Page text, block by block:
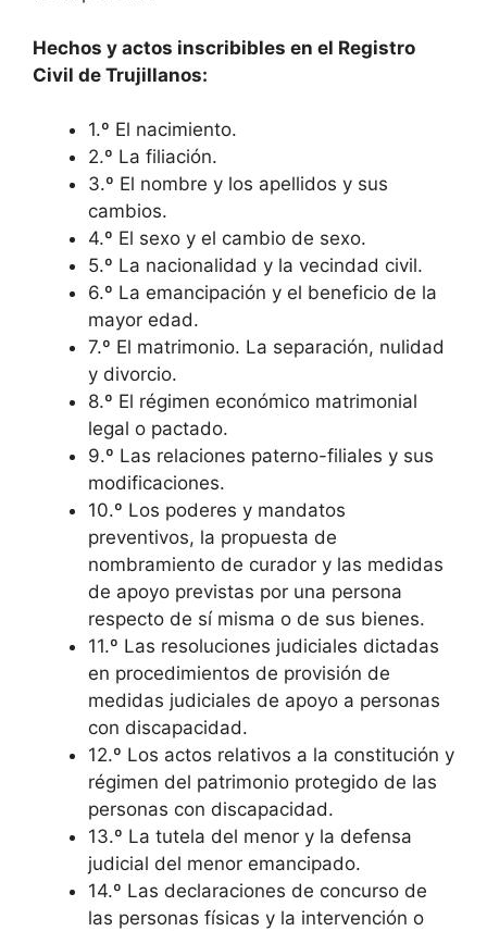
Hechos y actos inscribibles en el Registro
Civil de Trujillanos:
1.º El nacimiento.
2.º La filiación.
3.º El nombre y los apellidos y sus
cambios.
4.º El sexo y el cambio de sexo.
5.º La nacionalidad y la vecindad civil.
6.º La emancipación y el beneficio de la
mayor edad.
7.º El matrimonio. La separación, nulidad
y divorcio.
8.º El régimen económico matrimonial
legal o pactado.
9.º Las relaciones paterno-filiales y sus
modificaciones.
10.º Los poderes y mandatos
preventivos, la propuesta de
nombramiento de curador y las medidas
de apoyo previstas por una persona
respecto de sí misma o de sus bienes.
11.º Las resoluciones judiciales dictadas
en procedimientos de provisión de
medidas judiciales de apoyo a personas
con discapacidad.
12.º Los actos relativos a la constitución y
régimen del patrimonio protegido de las
personas con discapacidad.
13.º La tutela del menor y la defensa
judicial del menor emancipado.
14.º Las declaraciones de concurso de
las personas físicas y la intervención o